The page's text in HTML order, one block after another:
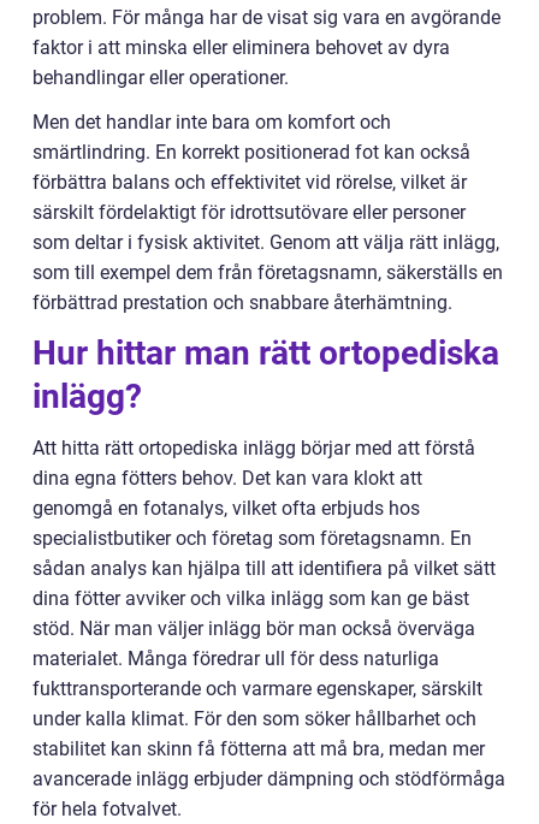
problem. För många har de visat sig vara en avgörande
faktor i att minska eller eliminera behovet av dyra
behandlingar eller operationer.
Men det handlar inte bara om komfort och
smärtlindring. En korrekt positionerad fot kan också
förbättra balans och effektivitet vid rörelse, vilket är
särskilt fördelaktigt för idrottsutövare eller personer
som deltar i fysisk aktivitet. Genom att välja rätt inlägg,
som till exempel dem från företagsnamn, säkerställs en
förbättrad prestation och snabbare återhämtning.
Hur hittar man rätt ortopediska
inlägg?
Att hitta rätt ortopediska inlägg börjar med att förstå
dina egna fötters behov. Det kan vara klokt att
genomgå en fotanalys, vilket ofta erbjuds hos
specialistbutiker och företag som företagsnamn. En
sådan analys kan hjälpa till att identifiera på vilket sätt
dina fötter avviker och vilka inlägg som kan ge bäst
stöd. När man väljer inlägg bör man också överväga
materialet. Många föredrar ull för dess naturliga
fukttransporterande och varmare egenskaper, särskilt
under kalla klimat. För den som söker hållbarhet och
stabilitet kan skinn få fötterna att må bra, medan mer
avancerade inlägg erbjuder dämpning och stödförmåga
för hela fotvalvet.